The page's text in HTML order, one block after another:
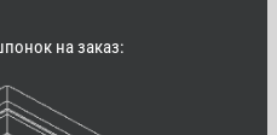
на заказ: